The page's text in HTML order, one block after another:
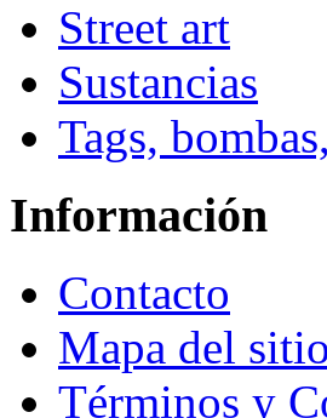
Street art
Sustancias
Tags,
Información
Contacto
Mapa del sitio
Términos y